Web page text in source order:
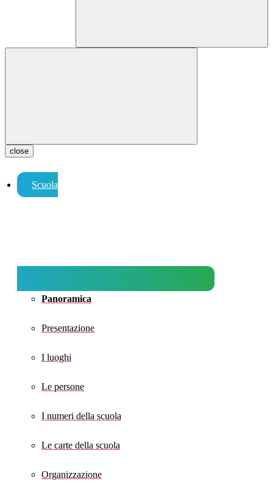
close
Scuola
Panoramica
Presentazione
I luoghi
Le persone
I numeri della scuola
Le carte della scuola
Organizzazione